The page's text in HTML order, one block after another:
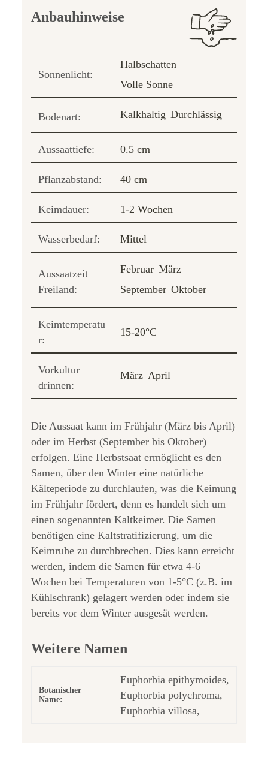
Anbauhinweise
Sonnenlicht:
Halbschatten
Volle Sonne
Bodenart: Kalkhaltig Durchlässig
Aussaattiefe: 0.5 cm
Pflanzabstand: 40 cm
Keimdauer: 1-2 Wochen
Wasserbedarf: Mittel
Aussaatzeit
Freiland:
Februar März
September Oktober
Keimtemperatu
r:
15-20°C
Vorkultur
drinnen:
März April
Die Aussaat kann im Frühjahr (März bis April)
oder im Herbst (September bis Oktober)
erfolgen. Eine Herbstsaat ermöglicht es den
Samen, über den Winter eine natürliche
Kälteperiode zu durchlaufen, was die Keimung
im Frühjahr fördert, denn es handelt sich um
einen sogenannten Kaltkeimer. Die Samen
benötigen eine Kaltstratifizierung, um die
Keimruhe zu durchbrechen. Dies kann erreicht
werden, indem die Samen für etwa 4-6
Wochen bei Temperaturen von 1-5°C (z.B. im
Kühlschrank) gelagert werden oder indem sie
bereits vor dem Winter ausgesät werden.
Weitere Namen
Botanischer
Name:
Euphorbia epithymoides,
Euphorbia polychroma,
Euphorbia villosa,